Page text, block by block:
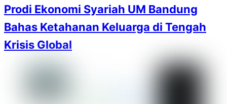
Prodi Ekonomi Syariah UM Bandung
Bahas Ketahanan Keluarga di Tengah
Krisis Global